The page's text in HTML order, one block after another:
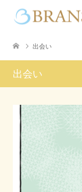
出会い
出会い